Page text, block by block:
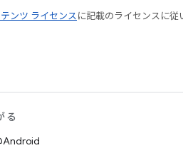
ンツ ライセンスに記載のライセンスに
る